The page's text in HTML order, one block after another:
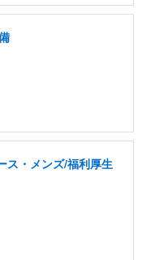
ス・メンズ/福利厚生